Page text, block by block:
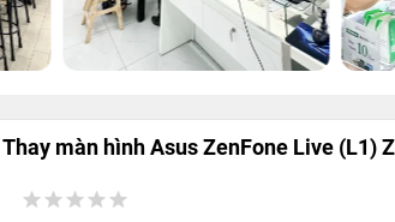
Thay màn hình Asus ZenFone Live (L1)